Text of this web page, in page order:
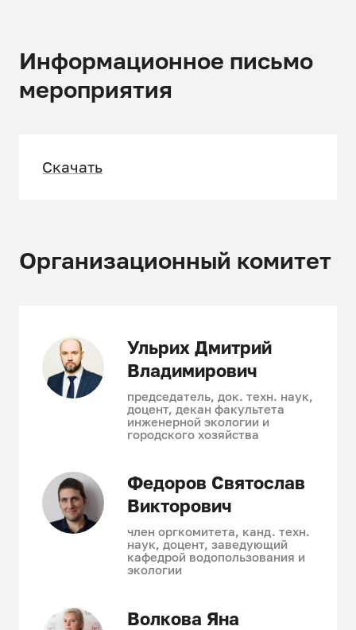
Информационное письмо
мероприятия
Скачать
Организационный комитет
Ульрих Дмитрий
Владимирович
председатель, док. техн. наук,
доцент, декан факультета
инженерной экологии и
городского хозяйства
Федоров Святослав
Викторович
член оргкомитета, канд. техн.
наук, доцент, заведующий
кафедрой водопользования и
экологии
Волкова Яна